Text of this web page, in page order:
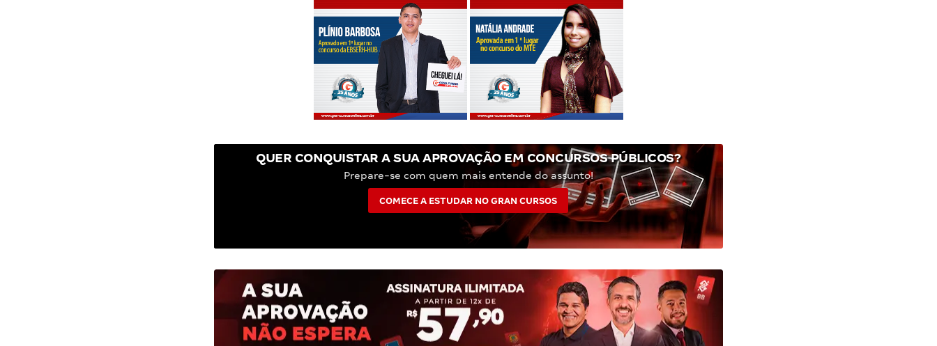
QUER CONQUISTAR A SUA APROVAÇÃO EM CONCURSOS PÚBLICOS?
Prepare-se com quem mais entende do assunto!
COMECE A ESTUDAR NO GRAN CURSOS